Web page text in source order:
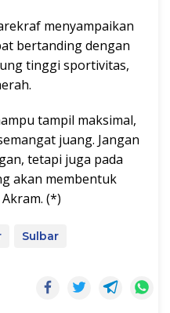
menyampaikan
bertanding dengan
tinggi sportivitas,
tampil maksimal,
juang. Jangan
tetapi juga pada
akan membentuk
(*)
Sulbar